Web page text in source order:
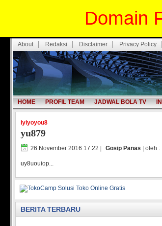
Domain
About Redaksi Disclaimer Privacy Policy
HOME PROFIL TEAM JADWAL BOLA TV
iyiyoyou8
yu879
26 November 2016 17:22 Gosip Panas | oleh :
uy8uouiop...
BERITA TERBARU